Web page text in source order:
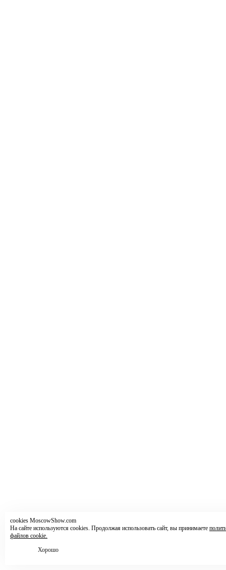
cookies MoscowShow.com
На сайте используются cookies. Продолжая использовать сайт, вы принимаете
файлов cookie.
Хорошо